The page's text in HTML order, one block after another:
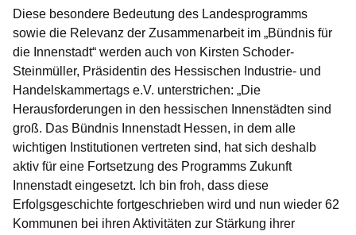
Diese besondere Bedeutung des Landesprogramms
sowie die Relevanz der Zusammenarbeit im „Bündnis für
die Innenstadt“ werden auch von Kirsten Schoder-
Steinmüller, Präsidentin des Hessischen Industrie- und
Handelskammertags e.V. unterstrichen: „Die
Herausforderungen in den hessischen Innenstädten sind
groß. Das Bündnis Innenstadt Hessen, in dem alle
wichtigen Institutionen vertreten sind, hat sich deshalb
aktiv für eine Fortsetzung des Programms Zukunft
Innenstadt eingesetzt. Ich bin froh, dass diese
Erfolgsgeschichte fortgeschrieben wird und nun wieder 62
Kommunen bei ihren Aktivitäten zur Stärkung ihrer